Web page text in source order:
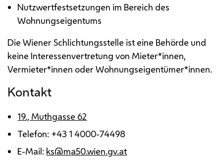
Nutzwertfestsetzungen im Bereich des
Wohnungseigentums
Die Wiener Schlichtungsstelle ist eine Behörde und
keine Interessenvertretung von Mieter*innen,
Vermieter*innen oder Wohnungseigentümer*innen.
Kontakt
19., Muthgasse 62
Telefon: +43 1 4000-74498
E-Mail: ks@ma50.wien.gv.at